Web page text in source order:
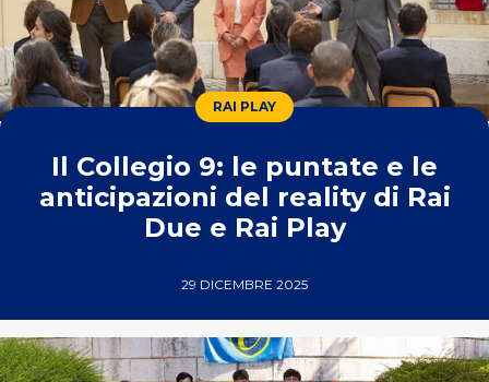
RAI PLAY
Il Collegio 9: le puntate e le
anticipazioni del reality di Rai
Due e Rai Play
29 DICEMBRE 2025